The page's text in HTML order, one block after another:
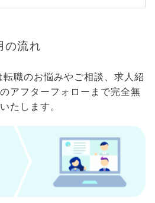
の流れ
職のお悩みやご相談、求人紹
アフターフォローまで完全無
たします。